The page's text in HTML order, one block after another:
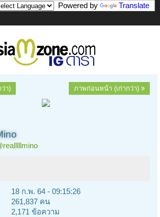
Powered by Translate
าพยนตร์ เนื้อเพลง ละคร เว็บบอร์ด
คลิป
า) ภาพก่อนหน้า (เก่ากว่า)
18 ก.พ. 64 - 09:15:26
261,837 คน
2,171 ข้อความ